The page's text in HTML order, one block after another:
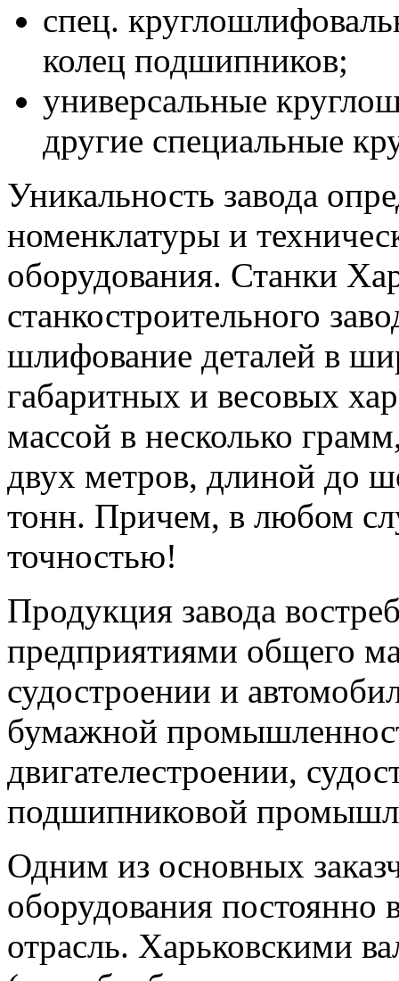
спец.
колец подшипников;
универсальные
другие специальные
Уникальность завода
номенклатуры и
оборудования. Станки
станкостроительного
шлифование деталей в
габаритных и весовых
массой в несколько
двух метров, длиной до
тонн. Причем, в любом
точностью!
Продукция завода
предприятиями общего
судостроении и
бумажной
двигателестроении,
подшипниковой
Одним из основных
оборудования постоянно
отрасль. Харьковскими